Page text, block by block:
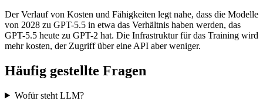
Der Verlauf von Kosten und Fähigkeiten legt nahe, dass die Modelle
von 2028 zu GPT-5.5 in etwa das Verhältnis haben werden, das
GPT-5.5 heute zu GPT-2 hat. Die Infrastruktur für das Training wird
mehr kosten, der Zugriff über eine API aber weniger.
Häufig gestellte Fragen
Wofür steht LLM?